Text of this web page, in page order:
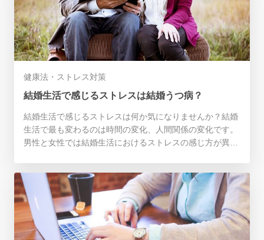
健康法・ストレス対策
結婚生活で感じるストレスは結婚うつ病？
結婚生活で感じるストレスは何か気になりませんか？結婚
生活で最も変わるのは時間の変化、人間関係の変化です。
男性と女性では結婚生活におけるストレスの感じ方が異な